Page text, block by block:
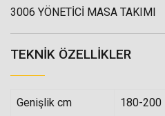
3006 YÖNETİCİ MASA TAKIMI
TEKNIK ÖZELLIKLER
Genişlik cm 180-200